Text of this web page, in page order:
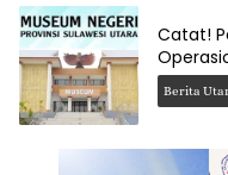
Catat!
Berita